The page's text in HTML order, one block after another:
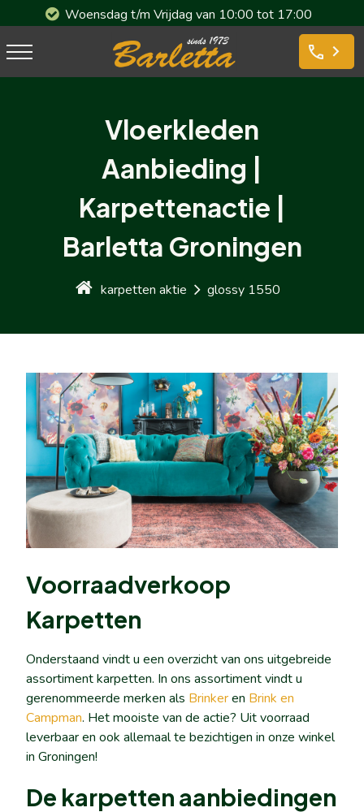
phone
Woensdag t/m Vrijdag van 10:00 tot 17:00
Vloerkleden
Aanbieding |
Karpettenactie |
Barletta Groningen
karpetten aktie glossy 1550
Voorraadverkoop
Karpetten
Onderstaand vindt u een overzicht van ons uitgebreide
assortiment karpetten. In ons assortiment vindt u
gerenommeerde merken als Brinkeren Brink en
Campman. Het mooiste van de actie? Uit voorraad
leverbaar en ook allemaal te bezichtigen in onze winkel
in Groningen!
De karpetten aanbiedingen